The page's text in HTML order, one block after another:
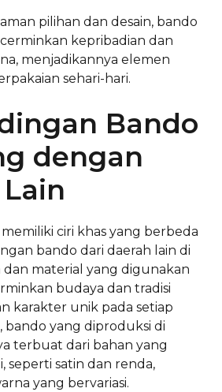
pilihan dan desain, bando
kepribadian dan
menjadikannya elemen
sehari-hari.
Bando
dengan
ciri khas yang berbeda
bando dari daerah lain di
dan material yang digunakan
budaya dan tradisi
karakter unik pada setiap
bando yang diproduksi di
terbuat dari bahan yang
seperti satin dan renda,
yang bervariasi.